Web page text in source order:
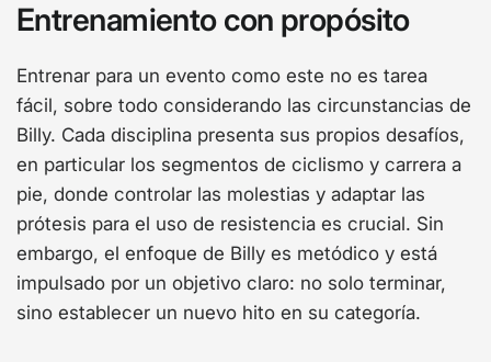
Entrenamiento con propósito
Entrenar para un evento como este no es tarea
fácil, sobre todo considerando las circunstancias de
Billy. Cada disciplina presenta sus propios desafíos,
en particular los segmentos de ciclismo y carrera a
pie, donde controlar las molestias y adaptar las
prótesis para el uso de resistencia es crucial. Sin
embargo, el enfoque de Billy es metódico y está
impulsado por un objetivo claro: no solo terminar,
sino establecer un nuevo hito en su categoría.